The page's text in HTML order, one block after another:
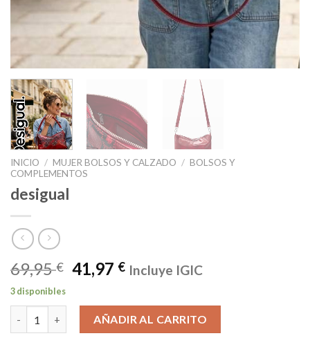
INICIO / MUJER BOLSOS Y CALZADO / BOLSOS Y
COMPLEMENTOS
desigual
69,95€ 41,97 € Incluye IGIC
3 disponibles
AÑADIR AL CARRITO